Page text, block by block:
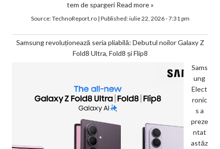
tem de spargeri Read more »
Source:TechnoReport.ro| Published:iulie 22, 2026 - 7:31 pm
Samsung revoluționează seria pliabilă: Debutul noilor Galaxy Z
Fold8 Ultra, Fold8 și Flip8
Sams
ung
Elect
ronic
s a
preze
ntat
astăz